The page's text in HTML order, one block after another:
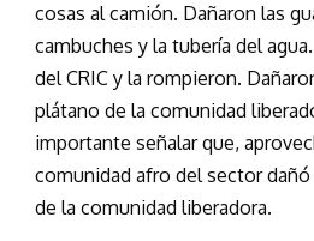
cosas al camión. Dañaron las
cambuches y la tubería del
del CRIC y la rompieron.
plátano de la comunidad
importante señalar que,
comunidad afro del sector
de la comunidad liberadora.